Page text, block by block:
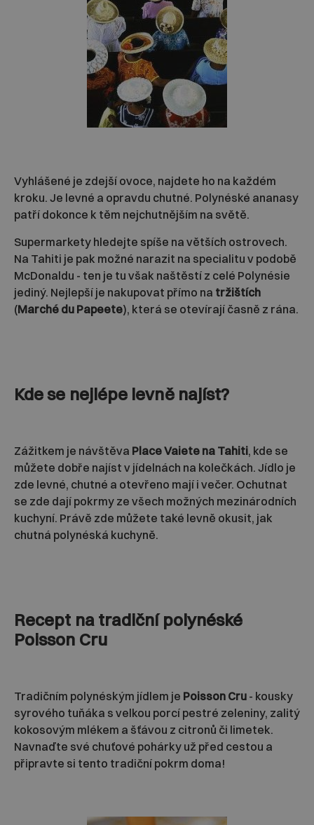
Vyhlášené je zdejší ovoce, najdete ho na každém
kroku. Je levné a opravdu chutné. Polynéské ananasy
patří dokonce k těm nejchutnějším na světě.
Supermarkety hledejte spíše na větších ostrovech.
Na Tahiti je pak možné narazit na specialitu v podobě
McDonaldu - ten je tu však naštěstí z celé Polynésie
jediný. Nejlepší je nakupovat přímo na tržištích
(Marché du Papeete), která se otevírají časně z rána.
Kde se nejlépe levně najíst?
Zážitkem je návštěva Place Vaiete na Tahiti, kde se
můžete dobře najíst v jídelnách na kolečkách. Jídlo je
zde levné, chutné a otevřeno mají i večer. Ochutnat
se zde dají pokrmy ze všech možných mezinárodních
kuchyní. Právě zde můžete také levně okusit, jak
chutná polynéská kuchyně.
Recept na tradiční polynéské
Poisson Cru
Tradičním polynéským jídlem je Poisson Cru - kousky
syrového tuňáka s velkou porcí pestré zeleniny, zalitý
kokosovým mlékem a šťávou z citronů či limetek.
Navnaďte své chuťové pohárky už před cestou a
připravte si tento tradiční pokrm doma!